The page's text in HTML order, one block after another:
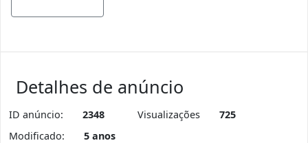
Detalhes de anúncio
ID anúncio: 2348 Visualizações
725
Modificado:
5 anos